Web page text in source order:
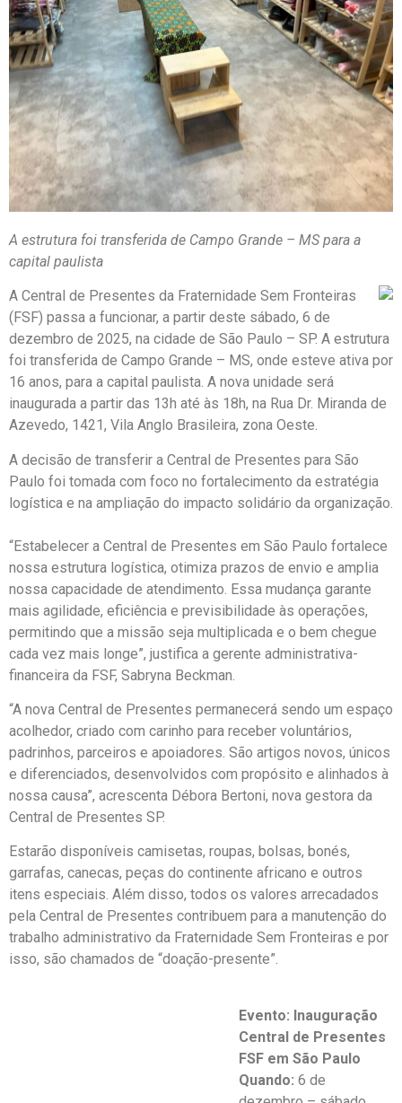
A estrutura foi transferida de Campo Grande – MS para a
capital paulista
A Central de Presentes da Fraternidade Sem Fronteiras
(FSF) passa a funcionar, a partir deste sábado, 6 de
dezembro de 2025, na cidade de São Paulo – SP. A estrutura
foi transferida de Campo Grande – MS, onde esteve ativa por
16 anos, para a capital paulista. A nova unidade será
inaugurada a partir das 13h até às 18h, na Rua Dr. Miranda de
Azevedo, 1421, Vila Anglo Brasileira, zona Oeste.
A decisão de transferir a Central de Presentes para São
Paulo foi tomada com foco no fortalecimento da estratégia
logística e na ampliação do impacto solidário da organização.
“Estabelecer a Central de Presentes em São Paulo fortalece
nossa estrutura logística, otimiza prazos de envio e amplia
nossa capacidade de atendimento. Essa mudança garante
mais agilidade, eficiência e previsibilidade às operações,
permitindo que a missão seja multiplicada e o bem chegue
cada vez mais longe”, justifica a gerente administrativa-
financeira da FSF, Sabryna Beckman.
“A nova Central de Presentes permanecerá sendo um espaço
acolhedor, criado com carinho para receber voluntários,
padrinhos, parceiros e apoiadores. São artigos novos, únicos
e diferenciados, desenvolvidos com propósito e alinhados à
nossa causa”, acrescenta Débora Bertoni, nova gestora da
Central de Presentes SP.
Estarão disponíveis camisetas, roupas, bolsas, bonés,
garrafas, canecas, peças do continente africano e outros
itens especiais. Além disso, todos os valores arrecadados
pela Central de Presentes contribuem para a manutenção do
trabalho administrativo da Fraternidade Sem Fronteiras e por
isso, são chamados de “doação-presente”.
Evento: Inauguração
Central de Presentes
FSF em São Paulo
Quando: 6 de